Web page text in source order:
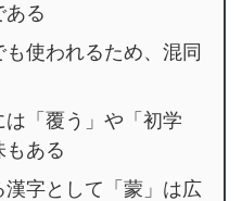
ある
も使われるため、混同
は「覆う」や「初学
ある
字として「蒙」は広